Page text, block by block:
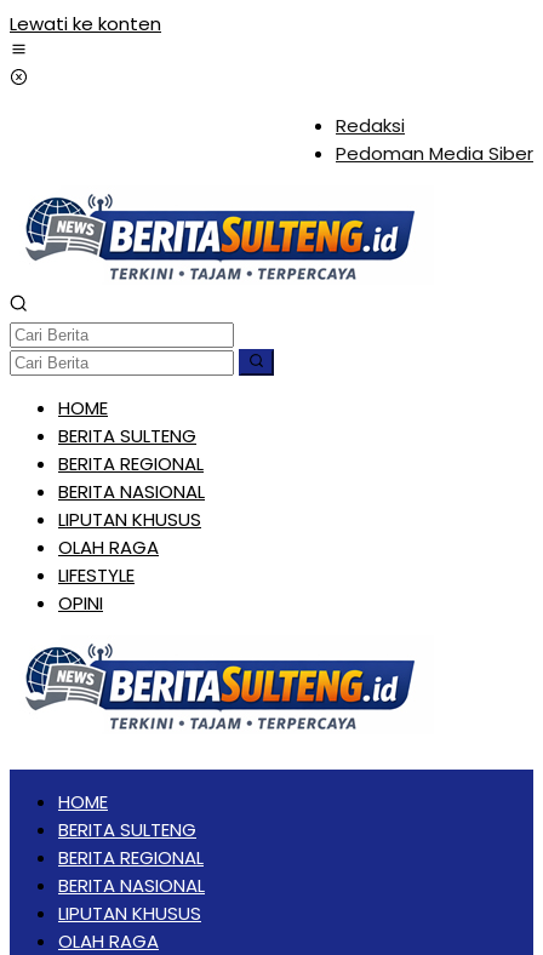
Lewati ke konten
Redaksi
Pedoman Media Siber
HOME
BERITA SULTENG
BERITA REGIONAL
BERITA NASIONAL
LIPUTAN KHUSUS
OLAH RAGA
LIFESTYLE
OPINI
HOME
BERITA SULTENG
BERITA REGIONAL
BERITA NASIONAL
LIPUTAN KHUSUS
OLAH RAGA